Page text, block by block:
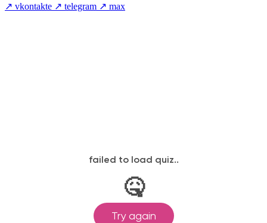
↗ vkontakte ↗ telegram ↗ max